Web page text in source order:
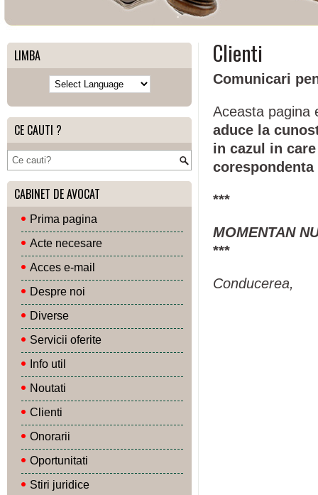
Clienti
Comunicari
Aceasta pagina
aduce la
in cazul in
corespondenta
***
MOMENTAN
***
Conducerea,
LIMBA
CE CAUTI ?
CABINET DE AVOCAT
Prima pagina
Acte necesare
Acces e-mail
Despre noi
Diverse
Servicii oferite
Info util
Noutati
Clienti
Onorarii
Oportunitati
Stiri juridice